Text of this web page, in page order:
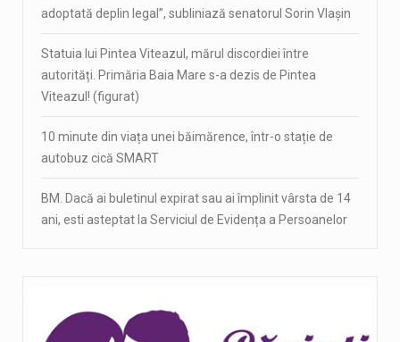
adoptată deplin legal”, subliniază senatorul Sorin Vlașin
Statuia lui Pintea Viteazul, mărul discordiei între
autorități. Primăria Baia Mare s-a dezis de Pintea
Viteazul! (figurat)
10 minute din viața unei băimărence, într-o stație de
autobuz cică SMART
BM. Dacă ai buletinul expirat sau ai împlinit vârsta de 14
ani, esti asteptat la Serviciul de Evidența a Persoanelor